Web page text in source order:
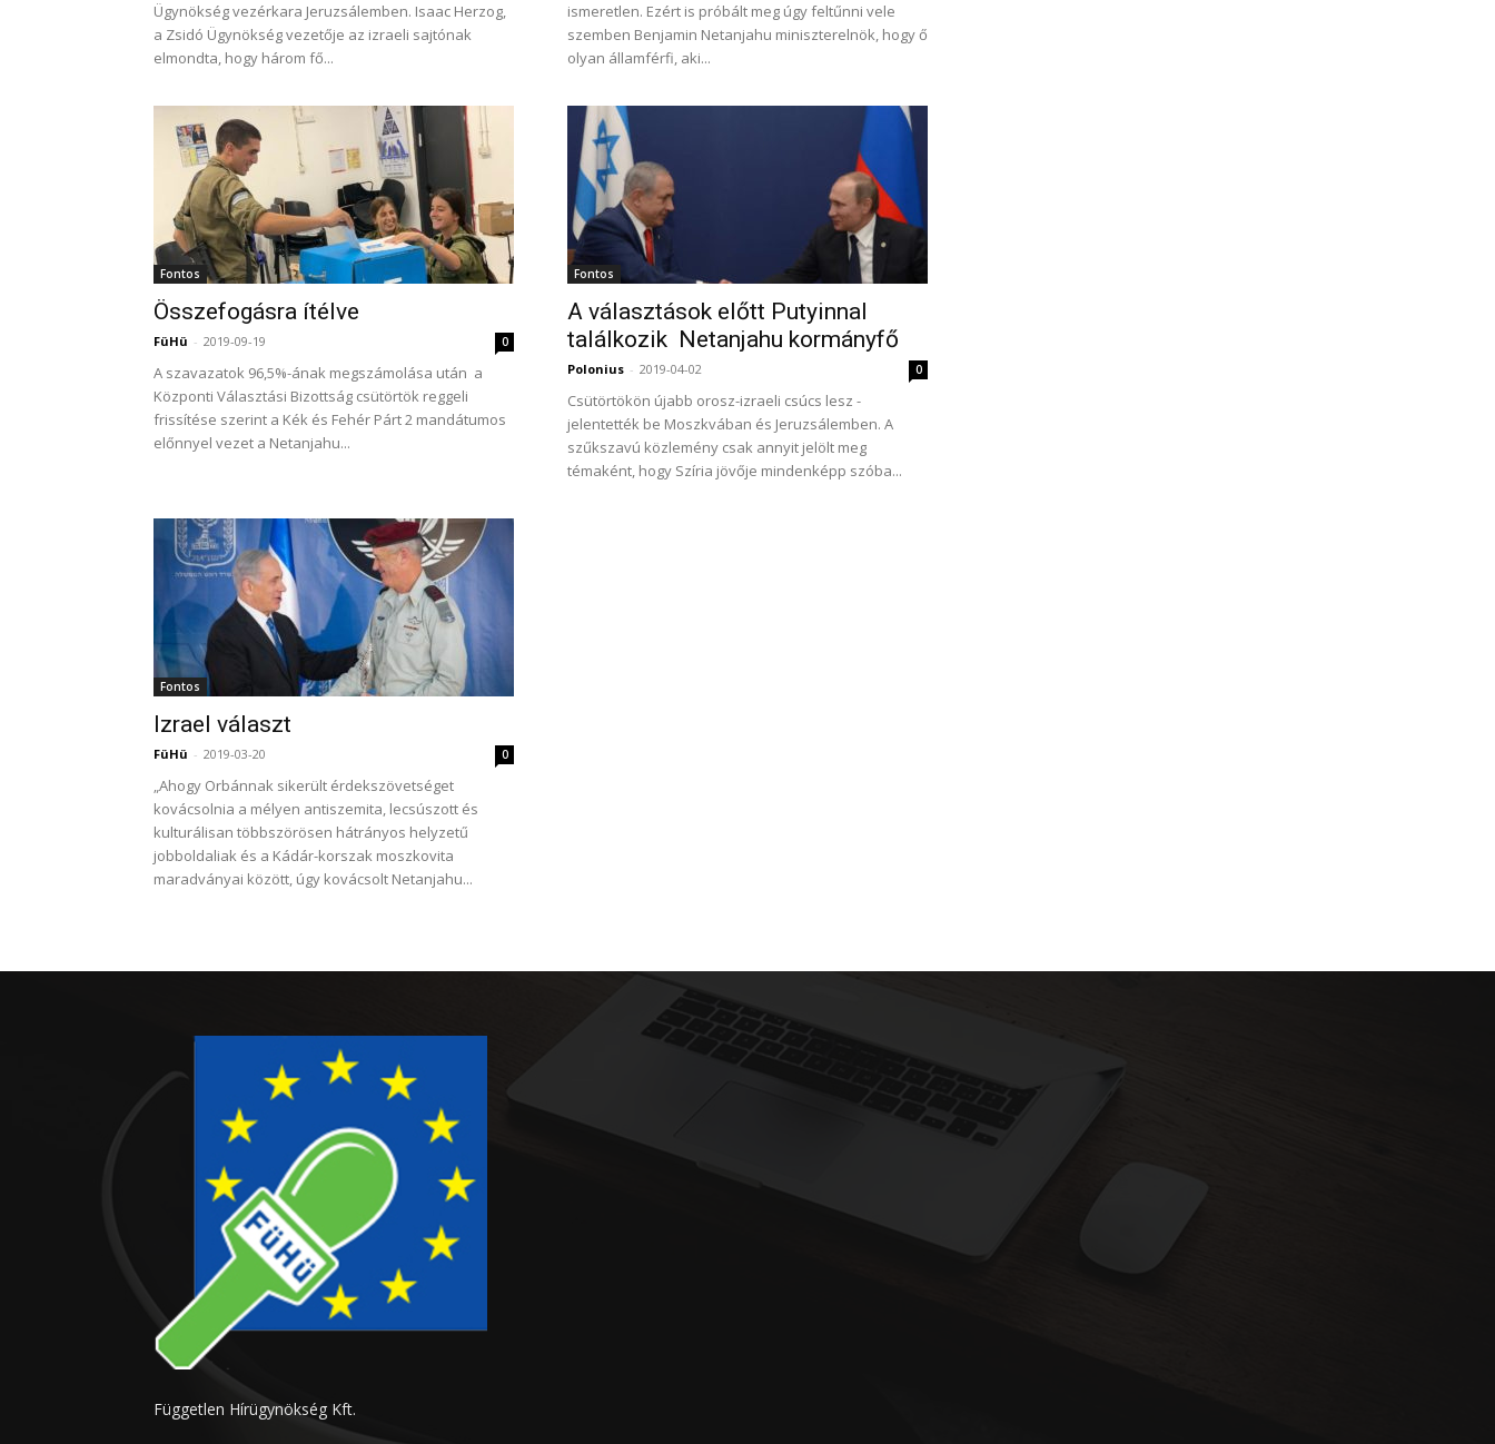
Ügynökség vezérkara Jeruzsálemben. Isaac Herzog,
a Zsidó Ügynökség vezetője az izraeli sajtónak
elmondta, hogy három fő...
ismeretlen. Ezért is próbált meg úgy feltűnni vele
szemben Benjamin Netanjahu miniszterelnök, hogy ő
olyan államférfi, aki...
Fontos
Összefogásra ítélve
FüHü - 2019-09-19 0
A szavazatok 96,5%-ának megszámolása után a
Központi Választási Bizottság csütörtök reggeli
frissítése szerint a Kék és Fehér Párt 2 mandátumos
előnnyel vezet a Netanjahu...
Fontos
A választások előtt Putyinnal
találkozik Netanjahu kormányfő
Polonius - 2019-04-02 0
Csütörtökön újabb orosz-izraeli csúcs lesz -
jelentették be Moszkvában és Jeruzsálemben. A
szűkszavú közlemény csak annyit jelölt meg
témaként, hogy Szíria jövője mindenképp szóba...
Fontos
Izrael választ
FüHü - 2019-03-20 0
„Ahogy Orbánnak sikerült érdekszövetséget
kovácsolnia a mélyen antiszemita, lecsúszott és
kulturálisan többszörösen hátrányos helyzetű
jobboldaliak és a Kádár-korszak moszkovita
maradványai között, úgy kovácsolt Netanjahu...
Független Hírügynökség Kft.